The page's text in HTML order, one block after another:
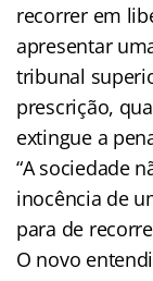
recorrer em
apresentar
tribunal
prescrição,
extingue a
“A sociedade
inocência de
para de
O novo